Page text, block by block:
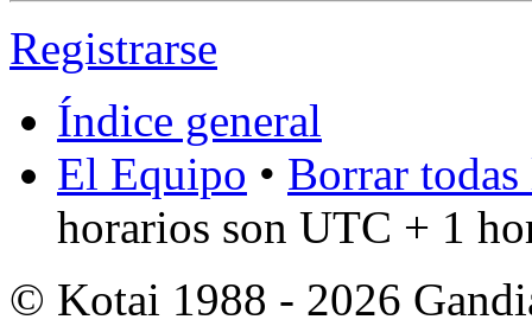
Registrarse
Índice general
El Equipo • Borrar
horarios son UTC + 1
© Kotai 1988 - 2026